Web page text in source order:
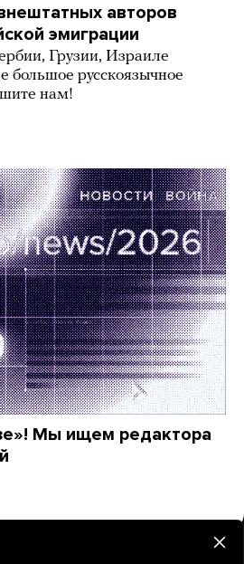
авторов
эмиграции
Грузии, Израиле
большое русскоязычное
нам!
Мы ищем редактора